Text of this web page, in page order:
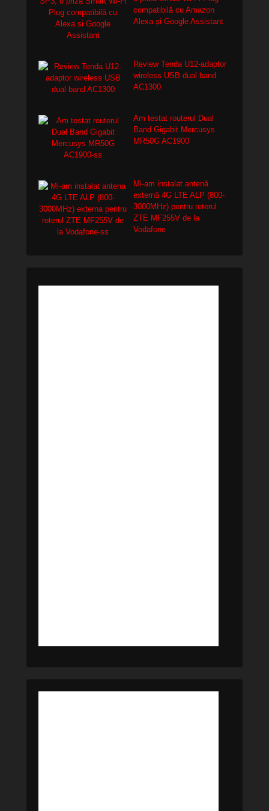
compatibilă cu Amazon
Alexa și Google Assistant
Review Tenda U12-adaptor
wireless USB dual band
AC1300
Am testat routerul Dual
Band Gigabit Mercusys
MR50G AC1900
Mi-am instalat antenă
externă 4G LTE ALP (800-
3000MHz) pentru roterul
ZTE MF255V de la
Vodafone